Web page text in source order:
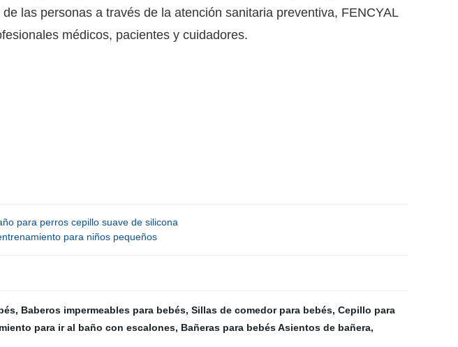
las personas a través de la atención sanitaria preventiva, FENCYAL
médicos, pacientes y cuidadores.
para perros cepillo suave de silicona
para niños pequeños
, Baberos impermeables para bebés, Sillas de comedor para bebés, Cepillo para
para ir al baño con escalones, Bañeras para bebés Asientos de bañera,